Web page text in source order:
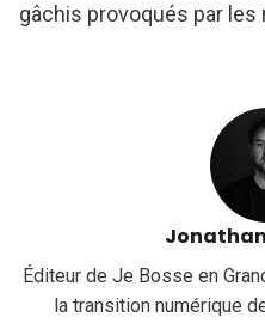
gâchis provoqués par
Éditeur de Je Bosse en
la transition numérique